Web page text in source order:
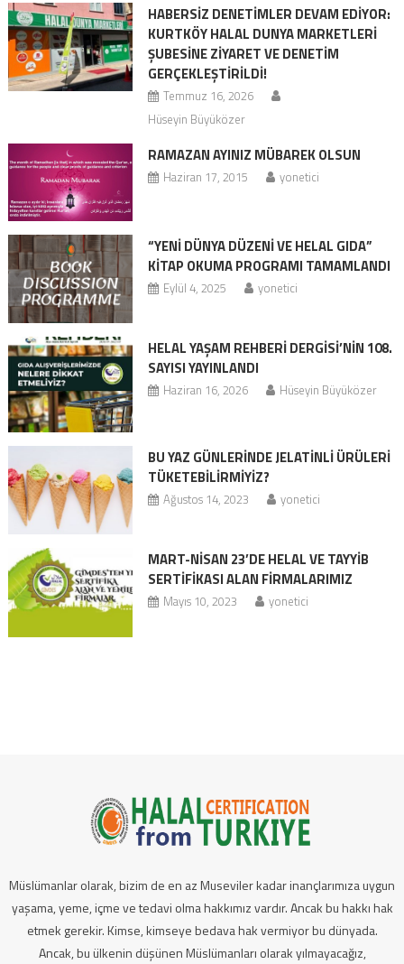
HABERSIZ DENETIMLER DEVAM EDIYOR:
KURTKÖY HALAL DUNYA MARKETLERI
ŞUBESINE ZIYARET VE DENETIM
GERÇEKLEŞTIRILDI!
Temmuz 16, 2026
Hüseyin Büyüközer
RAMAZAN AYINIZ MÜBAREK OLSUN
Haziran 17, 2015 yonetici
“YENİ DÜNYA DÜZENİ VE HELAL GIDA”
KİTAP OKUMA PROGRAMI TAMAMLANDI
Eylül 4, 2025 yonetici
HELAL YAŞAM REHBERİ DERGİSİ’NİN 108.
SAYISI YAYINLANDI
Haziran 16, 2026 Hüseyin Büyüközer
BU YAZ GÜNLERİNDE JELATİNLİ ÜRÜLERİ
TÜKETEBİLİRMİYİZ?
Ağustos 14, 2023 yonetici
MART-NİSAN 23’DE HELAL VE TAYYİB
SERTİFİKASI ALAN FİRMALARIMIZ
Mayıs 10, 2023 yonetici
Müslümanlar olarak, bizim de en az Museviler kadar inançlarımıza uygun
yaşama, yeme, içme ve tedavi olma hakkımız vardır. Ancak bu hakkı hak
etmek gerekir. Kimse, kimseye bedava hak vermiyor bu dünyada.
Ancak, bu ülkenin düşünen Müslümanları olarak yılmayacağız,